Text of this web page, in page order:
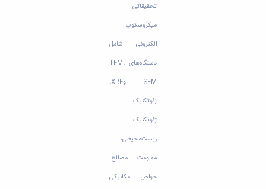
تحقیقاتی
میکروسکوپ
الکترونی شامل
دستگاه‌های TEM،
SEM وXRF،
ژئوتکنیک،
ژئوتکنیک
زیست‌محیطی،‌
مقاومت مصالح،
خواص مکانیکی